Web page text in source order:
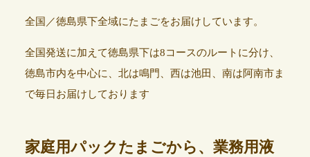
全国／徳島県下全域にたまごをお届けしています。
全国発送に加えて徳島県下は8コースのルートに分け、
徳島市内を中心に、北は鳴門、西は池田、南は阿南市ま
で毎日お届けしております
家庭用パックたまごから、業務用液